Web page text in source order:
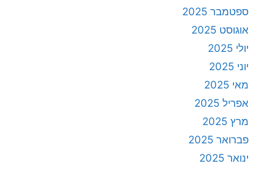
ספטמבר 2025
אוגוסט 2025
יולי 2025
יוני 2025
מאי 2025
אפריל 2025
מרץ 2025
פברואר 2025
ינואר 2025